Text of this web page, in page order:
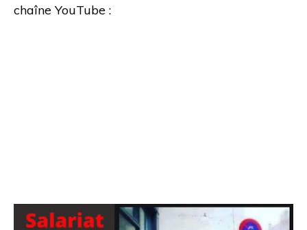
chaîne YouTube :